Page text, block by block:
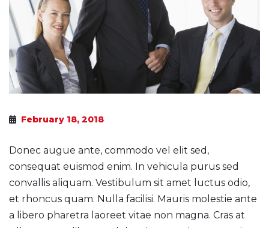
February 18, 2018
Donec augue ante, commodo vel elit sed,
consequat euismod enim. In vehicula purus sed
convallis aliquam. Vestibulum sit amet luctus odio,
et rhoncus quam. Nulla facilisi. Mauris molestie ante
a libero pharetra laoreet vitae non magna. Cras at